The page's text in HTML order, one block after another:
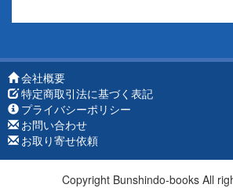
会社概要
特定商取引法に基づく表記
プライバシーポリシー
お問い合わせ
お取り寄せ依頼
Copyright Bunshindo-books All